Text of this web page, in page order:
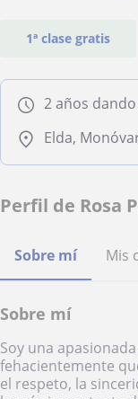
1ª clase gratis
2 años
Elda,
Perfil de Rosa
Sobre mí Mis
Sobre mí
Soy una
fehacientemente
el respeto, la